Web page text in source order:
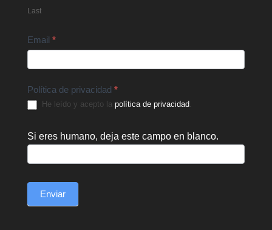
Last
Email *
Política de privacidad *
He leído y acepto la política de privacidad.
Si eres humano, deja este campo en blanco.
Enviar